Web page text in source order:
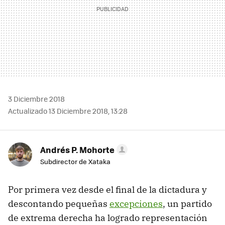
3 Diciembre 2018
Actualizado 13 Diciembre 2018, 13:28
Andrés P. Mohorte
Subdirector de Xataka
Por primera vez desde el final de la dictadura y
descontando pequeñas excepciones, un partido
de extrema derecha ha logrado representación